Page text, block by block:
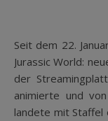
Seit dem 22. Januar ist die zweite Staffel der Netflix-Serie
Jurassic World:
der
animierte und
landete mit Staffel